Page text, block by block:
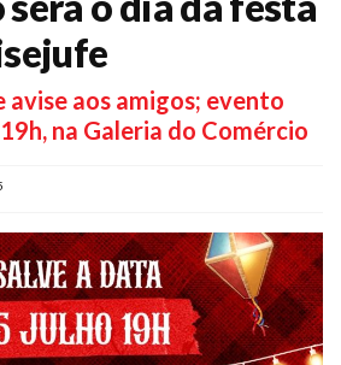
avise aos amigos; evento
na Galeria do Comércio